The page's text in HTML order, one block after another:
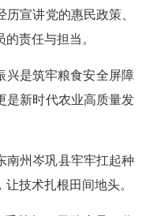
宣讲党的惠民政策、
责任与担当。
兴是筑牢粮食安全屏障
是新时代农业高质量发
南州岑巩县牢牢扛起种
技术扎根田间地头。